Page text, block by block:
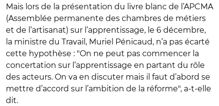
Mais lors de la présentation du livre blanc de l’APCMA
(Assemblée permanente des chambres de métiers
et de l’artisanat) sur l’apprentissage, le 6 décembre,
la ministre du Travail, Muriel Pénicaud, n’a pas écarté
cette hypothèse : "On ne peut pas commencer la
concertation sur l’apprentissage en partant du rôle
des acteurs. On va en discuter mais il faut d’abord se
mettre d’accord sur l’ambition de la réforme", a-t-elle
dit.